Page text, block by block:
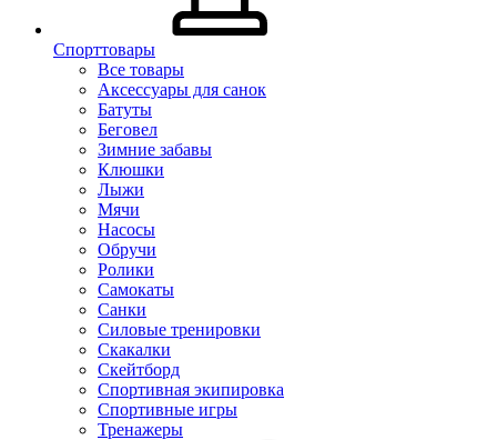
Спорттовары
Все товары
Аксессуары для санок
Батуты
Беговел
Зимние забавы
Клюшки
Лыжи
Мячи
Насосы
Обручи
Ролики
Самокаты
Санки
Силовые тренировки
Скакалки
Скейтборд
Спортивная экипировка
Спортивные игры
Тренажеры